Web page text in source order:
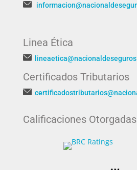
Linea Ética
Certificados Tributarios
Calificaciones Otorgadas